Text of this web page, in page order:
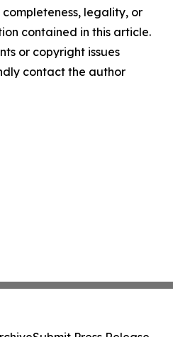
completeness, legality, or
contained in this article.
or copyright issues
contact the author